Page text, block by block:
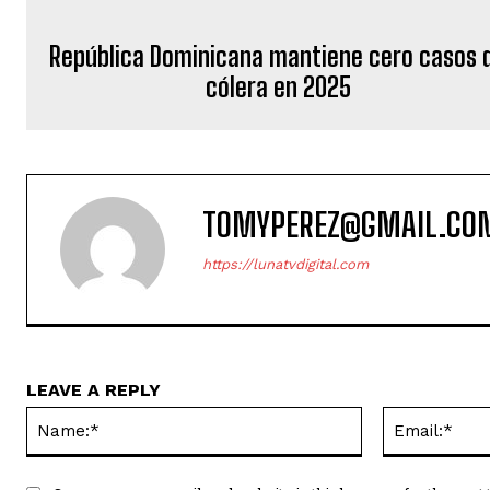
República Dominicana mantiene cero casos
cólera en 2025
https://lunatvdigital.com
LEAVE A REPLY